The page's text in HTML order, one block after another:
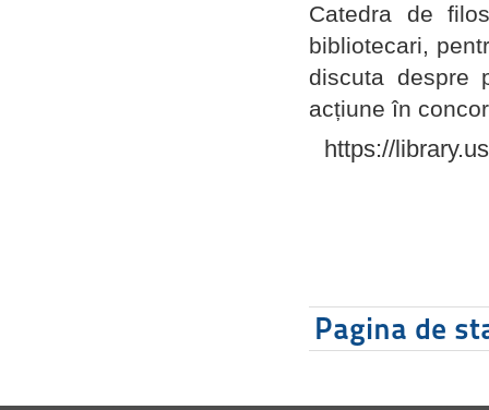
Catedra de
bibliotecari,
discuta despre
acțiune în
https://
Pagina de